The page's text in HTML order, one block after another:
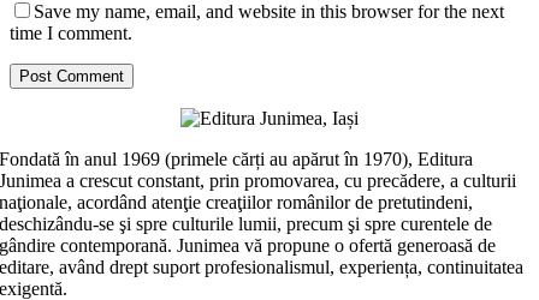
Save my name, email, and website in this browser for the next
time I comment.
Fondată în anul 1969 (primele cărți au apărut în 1970), Editura
Junimea a crescut constant, prin promovarea, cu precădere, a culturii
naţionale, acordând atenţie creaţiilor românilor de pretutindeni,
deschizându-se şi spre culturile lumii, precum şi spre curentele de
gândire contemporană. Junimea vă propune o ofertă generoasă de
editare, având drept suport profesionalismul, experiența, continuitatea
exigentă.